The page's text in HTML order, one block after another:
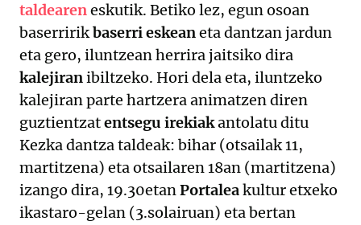
taldeareneskutik. Betiko lez, egun osoan
baserririkbaserri eskeaneta dantzan jardun
eta gero, iluntzean herrira jaitsiko dira
kalejiranibiltzeko. Hori dela eta, iluntzeko
kalejiran parte hartzera animatzen diren
guztientzatentsegu irekiakantolatu ditu
Kezka dantza taldeak: bihar (otsailak 11,
martitzena) eta otsailaren 18an (martitzena)
izango dira, 19.30etanPortaleakultur etxeko
ikastaro-gelan (3.solairuan) eta bertan